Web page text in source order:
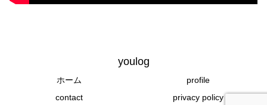
youlog
ホーム
profile
contact
privacy policy